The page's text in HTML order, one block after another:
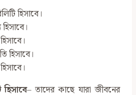
হিসাবে।
হিসাবে।
– তাদের কাছে যারা জীবনের